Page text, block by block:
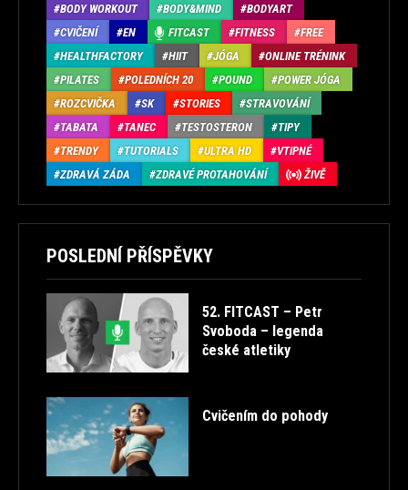
BODY WORKOUT
BODY&MIND
BODYART
CVIČENÍ
EN FITCAST FITNESS
FREE
HEALTHFACTORY
HIIT JÓGA
ONLINE TRÉNINK
PILATES
POLEDNÍCH 20 POUND
POWER JÓGA
ROZCVIČKA
SK STORIES
STRAVOVÁNÍ
TABATA
TANEC TESTOSTERON
TIPY
TRENDY
TUTORIALS ULTRA HD
VTIPNÉ
ZDRAVÁ ZÁDA
ZDRAVÉ PROTAHOVÁNÍ ŽIVĚ
POSLEDNÍ PŘÍSPĚVKY
52. FITCAST – Petr
Svoboda – legenda
české atletiky
Cvičením do pohody